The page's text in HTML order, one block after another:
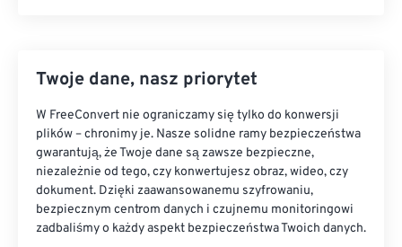
Twoje dane, nasz priorytet
W FreeConvert nie ograniczamy się tylko do konwersji
plików – chronimy je. Nasze solidne ramy bezpieczeństwa
gwarantują, że Twoje dane są zawsze bezpieczne,
niezależnie od tego, czy konwertujesz obraz, wideo, czy
dokument. Dzięki zaawansowanemu szyfrowaniu,
bezpiecznym centrom danych i czujnemu monitoringowi
zadbaliśmy o każdy aspekt bezpieczeństwa Twoich danych.